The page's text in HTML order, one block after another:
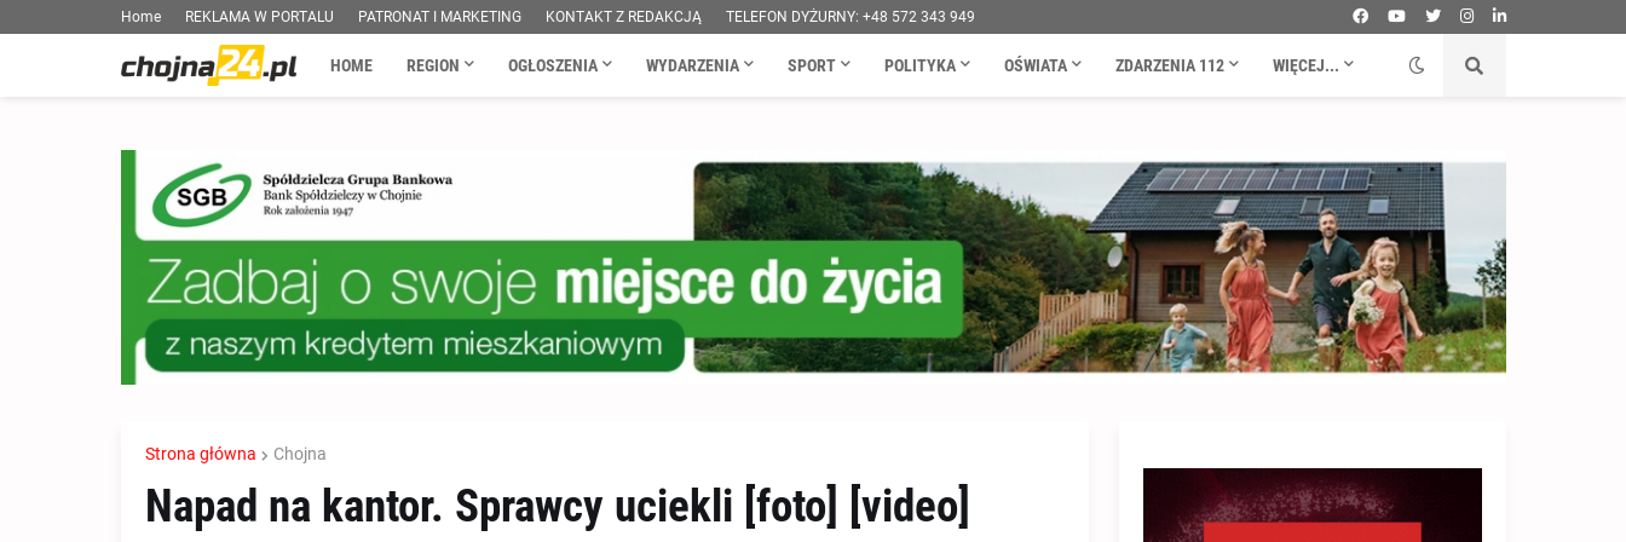
Home REKLAMA W PORTALU PATRONAT I MARKETING KONTAKT Z REDAKCJĄ TELEFON DYŻURNY: +48 572 343 949
HOME REGION OGŁOSZENIA WYDARZENIA SPORT POLITYKA OŚWIATA ZDARZENIA 112 WIĘCEJ...
Strona główna Chojna
Napad na kantor. Sprawcy uciekli [foto] [video]